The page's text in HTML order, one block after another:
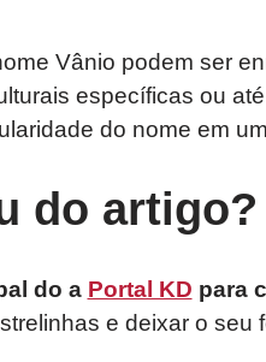
Vânio podem ser
específicas ou
do nome em
do artigo?
do a Portal KD para
e deixar o seu